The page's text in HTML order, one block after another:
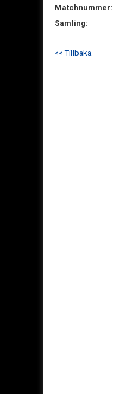
Matchnummer:
Samling:
<< Tillbaka